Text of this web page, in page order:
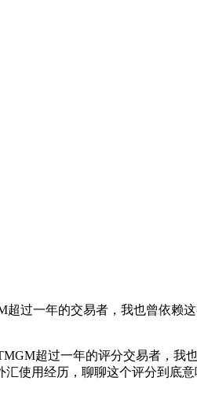
过一年的交易者，我也曾依赖
超过一年的评分交易者，我
使用经历，聊聊这个评分到底